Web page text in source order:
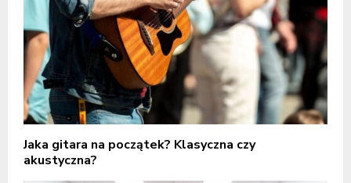
Jaka gitara na początek? Klasyczna czy
akustyczna?